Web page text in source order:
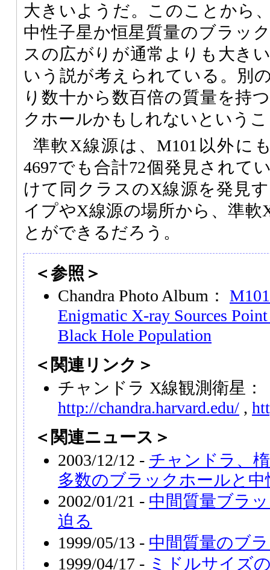
大きいようだ。このことから
中性子星か恒星質量のブラッ
スの広がりが通常よりも大き
いう説が考えられている。別
り数十から数百倍の質量を持
クホールかもしれないという
準軟X線源は、M101以外に
4697でも合計72個発見されて
けて同クラスのX線源を発見
イプやX線源の場所から、準軟
とができるだろう。
＜参照＞
Chandra Photo Album：
Enigmatic X-ray Sources
Black Hole Population
＜関連リンク＞
チャンドラ X線観測衛星：
http://chandra.harvard.edu/ ,
＜関連ニュース＞
2003/12/12 - チャンドラ、
多数のブラックホールと
2002/01/21 - 中間質量ブラ
迫る
1999/05/13 - 中間質量のブ
1999/04/17 - ミドルサイズ